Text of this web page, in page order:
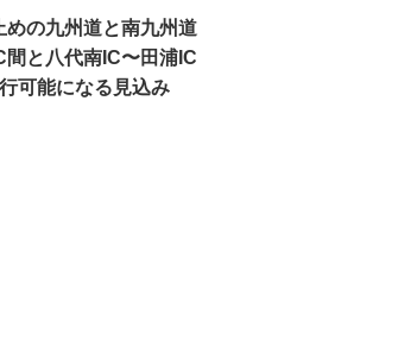
めの九州道と南九州道
と八代南IC〜田浦IC
可能になる見込み